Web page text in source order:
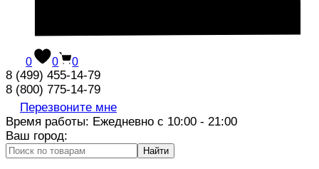
0 0 0
8 (499) 455-14-79
8 (800) 775-14-79
Перезвоните мне
Время работы: Ежедневно с 10:00 - 21:00
Ваш город:
Найти